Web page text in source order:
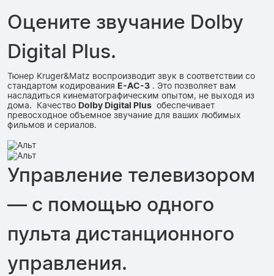
Оцените звучание Dolby
Digital Plus.
Тюнер Kruger&Matz воспроизводит звук в соответствии со
стандартом кодирования E-AC-3 . Это позволяет вам
насладиться кинематографическим опытом, не выходя из
дома. Качество Dolby Digital Plus обеспечивает
превосходное объемное звучание для ваших любимых
фильмов и сериалов.
Управление телевизором
— с помощью одного
пульта дистанционного
управления.